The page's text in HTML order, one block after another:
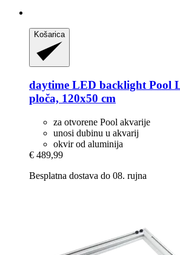
Košarica
daytime LED backlight Pool
ploča, 120x50 cm
za otvorene Pool akvarije
unosi dubinu u akvarij
okvir od aluminija
€ 489,99
Besplatna dostava do 08. rujna